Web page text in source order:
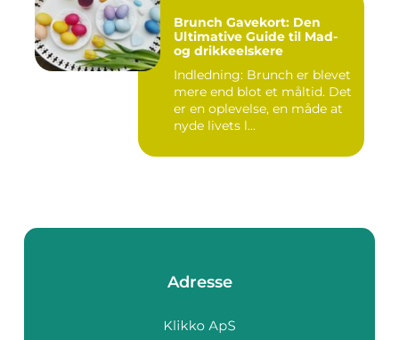
Brunch Gavekort: Den
Ultimative Guide til Mad-
og drikkeelskere
Indledning: Brunch er blevet
mere end blot et måltid. Det
er en oplevelse, en måde at
nyde livets l...
Adresse